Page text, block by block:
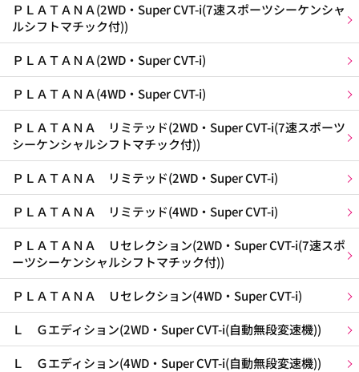
ＰＬＡＴＡＮＡ(2WD・Super CVT-i(7速スポーツシーケンシャ
ルシフトマチック付))
ＰＬＡＴＡＮＡ(2WD・Super CVT-i)
ＰＬＡＴＡＮＡ(4WD・Super CVT-i)
ＰＬＡＴＡＮＡ リミテッド(2WD・Super CVT-i(7速スポーツ
シーケンシャルシフトマチック付))
ＰＬＡＴＡＮＡ リミテッド(2WD・Super CVT-i)
ＰＬＡＴＡＮＡ リミテッド(4WD・Super CVT-i)
ＰＬＡＴＡＮＡ Ｕセレクション(2WD・Super CVT-i(7速スポ
ーツシーケンシャルシフトマチック付))
ＰＬＡＴＡＮＡ Ｕセレクション(4WD・Super CVT-i)
Ｌ Ｇエディション(2WD・Super CVT-i(自動無段変速機))
Ｌ Ｇエディション(4WD・Super CVT-i(自動無段変速機))